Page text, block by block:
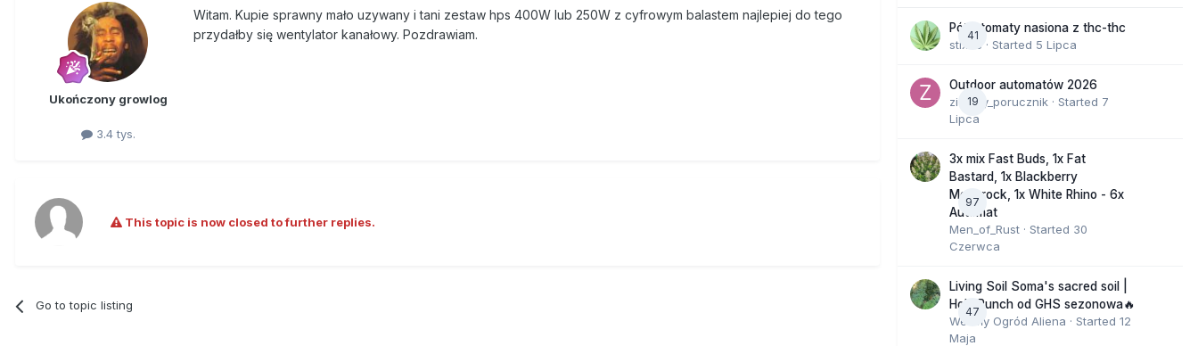
Ukończony growlog
3.4 tys.
Witam. Kupie sprawny mało uzywany i tani zestaw hps 400W lub 250W z cyfrowym balastem najlepiej do tego
przydałby się wentylator kanałowy. Pozdrawiam.
This topic is now closed to further replies.
Go to topic listing
41
Półautomaty nasiona z thc-thc
stix33 · Started 5 Lipca
19
Outdoor automatów 2026
zielony_porucznik · Started 7
Lipca
97
3x mix Fast Buds, 1x Fat
Bastard, 1x Blackberry
Moonrock, 1x White Rhino - 6x
Automat
Men_of_Rust · Started 30
Czerwca
47
Living Soil Soma's sacred soil |
Holy Punch od GHS sezonowa🔥
Wesoły Ogród Aliena · Started 12
Maja